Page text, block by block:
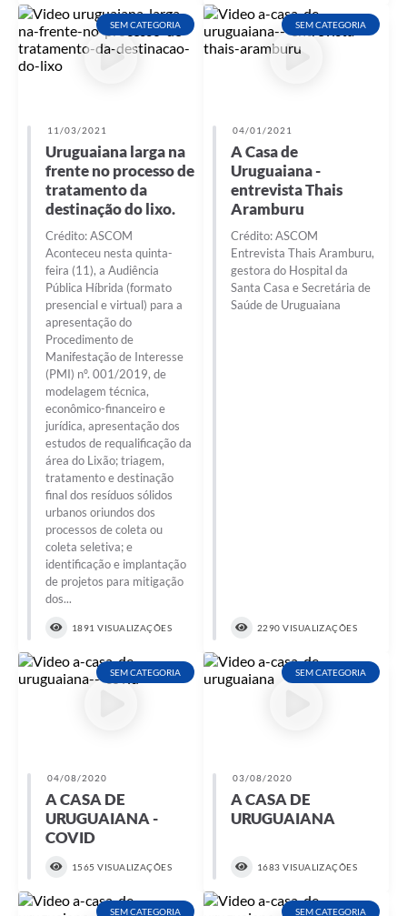
SEM CATEGORIA
11/03/2021
Uruguaiana larga na
frente no processo de
tratamento da
destinação do lixo.
Crédito: ASCOM
Aconteceu nesta quinta-
feira (11), a Audiência
Pública Híbrida (formato
presencial e virtual) para a
apresentação do
Procedimento de
Manifestação de Interesse
(PMI) nº. 001/2019, de
modelagem técnica,
econômico-financeiro e
jurídica, apresentação dos
estudos de requalificação da
área do Lixão; triagem,
tratamento e destinação
final dos resíduos sólidos
urbanos oriundos dos
processos de coleta ou
coleta seletiva; e
identificação e implantação
de projetos para mitigação
dos...
1891 VISUALIZAÇÕES
SEM CATEGORIA
04/01/2021
A Casa de
Uruguaiana -
entrevista Thais
Aramburu
Crédito: ASCOM
Entrevista Thais Aramburu,
gestora do Hospital da
Santa Casa e Secretária de
Saúde de Uruguaiana
2290 VISUALIZAÇÕES
SEM CATEGORIA
04/08/2020
A CASA DE
URUGUAIANA -
COVID
1565 VISUALIZAÇÕES
SEM CATEGORIA
03/08/2020
A CASA DE
URUGUAIANA
1683 VISUALIZAÇÕES
SEM CATEGORIA SEM CATEGORIA